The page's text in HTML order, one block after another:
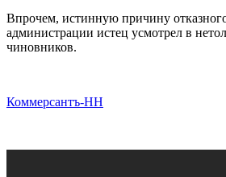
Впрочем, истинную причину
администрации истец усмотрел в
чиновников.
Коммерсантъ-НН